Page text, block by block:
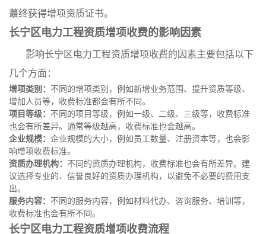
蕞终获得增项资质证书。
长宁区电力工程资质增项收费的影响因素
影响长宁区电力工程资质增项收费的因素主要包括以下
几个方面：
增项类别： 不同的增项类别，例如新增业务范围、提升资质等级、
增加人员等，收费标准都会有所不同。
项目等级： 不同的项目等级，例如一级、二级、三级等，收费标准
也会有所差异。通常等级越高，收费标准也会越高。
企业规模： 企业规模的大小，例如员工数量、注册资本等，也会影
响增项收费标准。
资质办理机构： 不同的资质办理机构，收费标准也会有所差异。建
议选择专业的、信誉良好的资质办理机构，以避免不必要的费用支
出。
服务内容： 不同的服务内容，例如材料代办、咨询服务、培训等，
收费标准也会有所不同。
长宁区电力工程资质增项收费流程